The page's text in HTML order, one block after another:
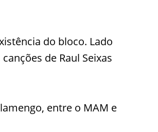
do bloco. Lado
de Raul Seixas
entre o MAM e